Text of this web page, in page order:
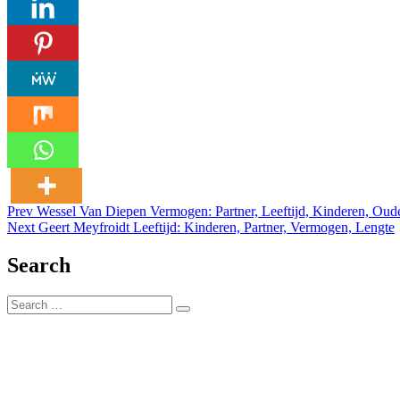
Posted inLeeftijd
Post
navigation
Prev Wessel Van Diepen Vermogen: Partner, Leeftijd, Kinderen,
Next Geert Meyfroidt Leeftijd: Kinderen, Partner, Vermogen, Lengte
Search
Search
for:
Search